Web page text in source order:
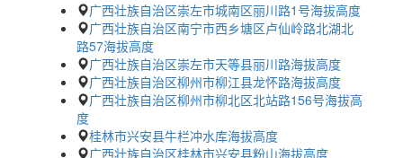
广西壮族自治区崇左市城南区丽川路1号海拔高度
广西壮族自治区南宁市西乡塘区卢仙岭路北湖北
路57海拔高度
广西壮族自治区崇左市天等县丽川路海拔高度
广西壮族自治区柳州市柳江县龙怀路海拔高度
广西壮族自治区柳州市柳北区北站路156号海拔高
度
桂林市兴安县牛栏冲水库海拔高度
广西壮族自治区桂林市兴安县粉山海拔高度